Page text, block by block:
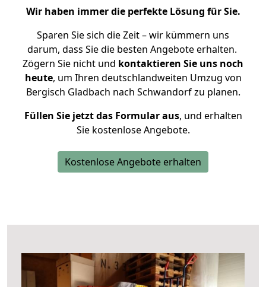
Wir haben immer die perfekte Lösung für Sie.
Sparen Sie sich die Zeit – wir kümmern uns
darum, dass Sie die besten Angebote erhalten.
Zögern Sie nicht und kontaktieren Sie uns noch
heute, um Ihren deutschlandweiten Umzug von
Bergisch Gladbach nach Schwandorf zu planen.
Füllen Sie jetzt das Formular aus, und erhalten
Sie kostenlose Angebote.
Kostenlose Angebote erhalten